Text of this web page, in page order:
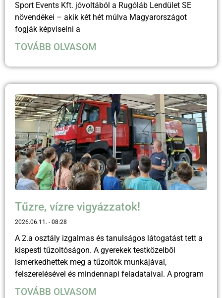
Sport Events Kft. jóvoltából a Rugóláb Lendület SE
növendékei – akik két hét múlva Magyarországot
fogják képviselni a
TOVÁBB OLVASOM
Tűzre, vízre vigyázzatok!
2026.06.11. 08:28
A 2.a osztály izgalmas és tanulságos látogatást tett a
kispesti tűzoltóságon. A gyerekek testközelből
ismerkedhettek meg a tűzoltók munkájával,
felszerelésével és mindennapi feladataival. A program
TOVÁBB OLVASOM